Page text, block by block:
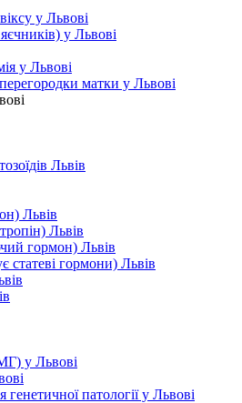
у Львові
у Львові
у Львові
перегородки матки у Львові
Львів
Львів
Львів
гормон) Львів
статеві гормони) Львів
у Львові
генетичної патології у Львові